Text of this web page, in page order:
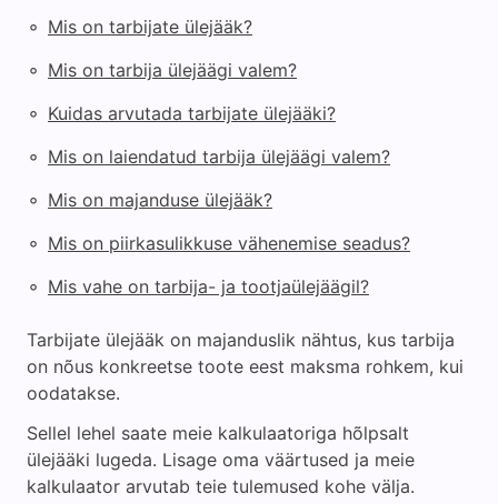
◦ Mis on tarbijate ülejääk?
◦ Mis on tarbija ülejäägi valem?
◦ Kuidas arvutada tarbijate ülejääki?
◦ Mis on laiendatud tarbija ülejäägi valem?
◦ Mis on majanduse ülejääk?
◦ Mis on piirkasulikkuse vähenemise seadus?
◦ Mis vahe on tarbija- ja tootjaülejäägil?
Tarbijate ülejääk on majanduslik nähtus, kus tarbija
on nõus konkreetse toote eest maksma rohkem, kui
oodatakse.
Sellel lehel saate meie kalkulaatoriga hõlpsalt
ülejääki lugeda. Lisage oma väärtused ja meie
kalkulaator arvutab teie tulemused kohe välja.